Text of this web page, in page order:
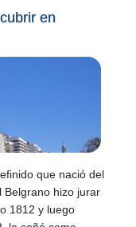
en
que nació del
Belgrano hizo jurar
1812 y luego